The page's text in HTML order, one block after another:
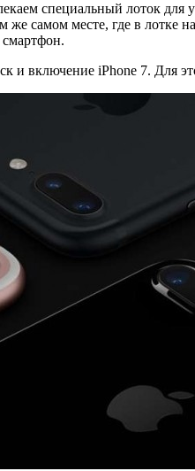
специальный лоток
самом месте, где в лотке
смартфон.
и включение iPhone 7. Для